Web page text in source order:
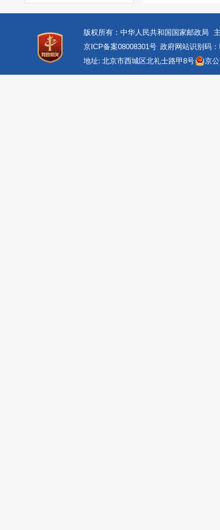
版权所有：中华人民共和国国家邮政局
京ICP备案08008301号 政府网站识别码
地址: 北京市西城区北礼士路甲8号
京